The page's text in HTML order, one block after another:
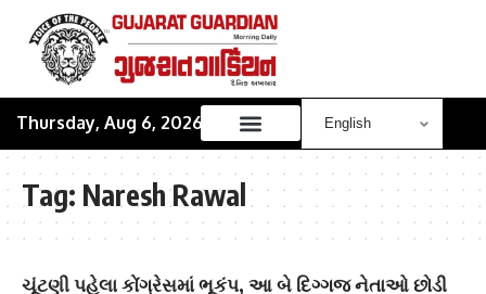
Thursday, Aug 6, 2026
Tag: Naresh Rawal
ચૂંટણી પહેલા કોંગ્રેસમાં ભૂકંપ, આ બે દિગ્ગજ નેતાઓ છોડી